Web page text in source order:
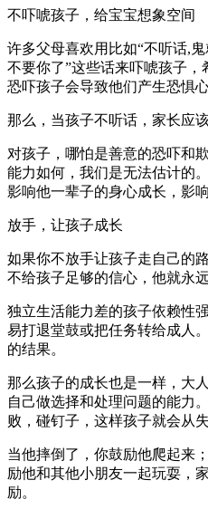
不吓唬孩子，给宝宝想象空间
许多父母喜欢用比如“不听话,
不要你了”这些话来吓唬孩子，
恐吓孩子会导致他们产生恐惧
那么，当孩子不听话，家长应
对孩子，哪怕是善意的恐吓和
能力如何，我们是无法估计的
影响他一辈子的身心成长，影
放手，让孩子成长
如果你不放手让孩子走自己的
不给孩子足够的信心，他就永
独立生活能力差的孩子依赖性
易打退堂鼓或把任务转给成人
的结果。
那么孩子的成长也是一样，大
自己做选择和处理问题的能力
败，碰钉子，这样孩子就会从
当他摔倒了，你鼓励他爬起来
励他和其他小朋友一起玩耍，
励。